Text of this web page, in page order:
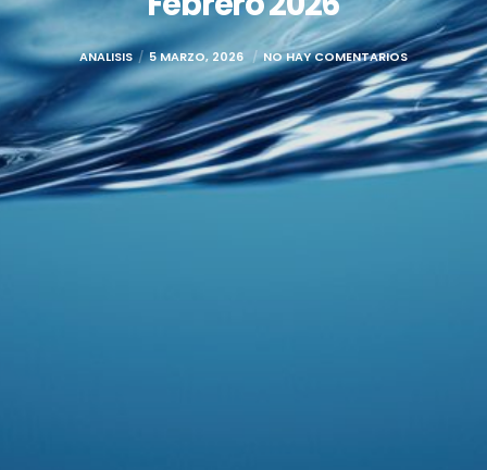
ANALISIS 5 MARZO, 2026 NO HAY COMENTARIOS